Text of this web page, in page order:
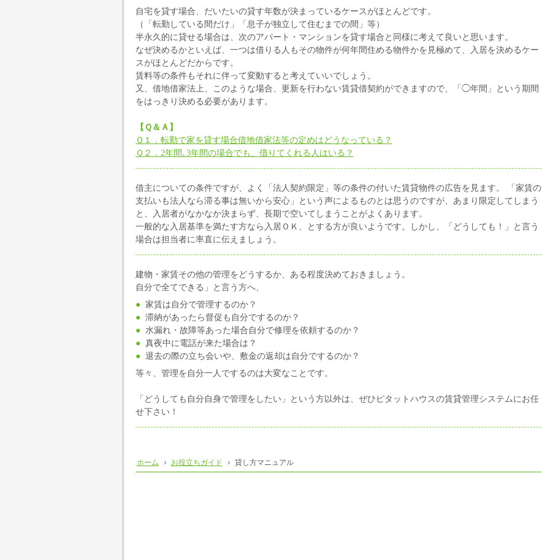
自宅を貸す場合、だいたいの貸す年数が決まっているケースがほとんどです。
（「転勤している間だけ」「息子が独立して住むまでの間」等）
半永久的に貸せる場合は、次のアパート・マンションを貸す場合と同様に考えて良いと思います。
なぜ決めるかといえば、一つは借りる人もその物件が何年間住める物件かを見極めて、入居を決めるケー
スがほとんどだからです。
賃料等の条件もそれに伴って変動すると考えていいでしょう。
又、借地借家法上、このような場合、更新を行わない賃貸借契約ができますので、「◯年間」という期間
をはっきり決める必要があります。
【Ｑ＆Ａ】
Ｑ１．転勤で家を貸す場合借地借家法等の定めはどうなっている？
Ｑ２．2年間､3年間の場合でも、借りてくれる人はいる？
借主についての条件ですが、よく「法人契約限定」等の条件の付いた賃貸物件の広告を見ます。 「家賃の
支払いも法人なら滞る事は無いから安心」という声によるものとは思うのですが、あまり限定してしまう
と、入居者がなかなか決まらず、長期で空いてしまうことがよくあります。
一般的な入居基準を満たす方なら入居ＯＫ、とする方が良いようです。しかし、「どうしても！」と言う
場合は担当者に率直に伝えましょう。
建物・家賃その他の管理をどうするか、ある程度決めておきましょう。
自分で全てできる」と言う方へ、
家賃は自分で管理するのか？
滞納があったら督促も自分でするのか？
水漏れ・故障等あった場合自分で修理を依頼するのか？
真夜中に電話が来た場合は？
退去の際の立ち会いや、敷金の返却は自分でするのか？
等々、管理を自分一人でするのは大変なことです。
「どうしても自分自身で管理をしたい」という方以外は、ぜひピタットハウスの賃貸管理システムにお任
せ下さい！
ホーム お役立ちガイド 貸し方マニュアル